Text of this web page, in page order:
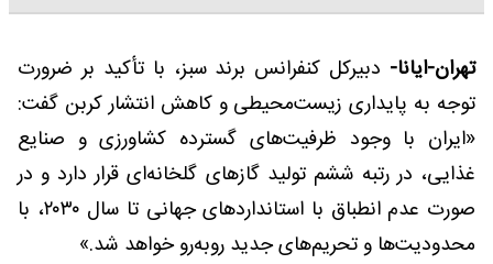
تهران-ایانا- دبیرکل کنفرانس برند سبز، با تأکید بر ضرورت
توجه به پایداری زیست‌محیطی و کاهش انتشار کربن گفت:
«ایران با وجود ظرفیت‌های گسترده کشاورزی و صنایع
غذایی، در رتبه ششم تولید گازهای گلخانه‌ای قرار دارد و در
صورت عدم انطباق با استانداردهای جهانی تا سال ۲۰۳۰، با
محدودیت‌ها و تحریم‌های جدید روبه‌رو خواهد شد.»